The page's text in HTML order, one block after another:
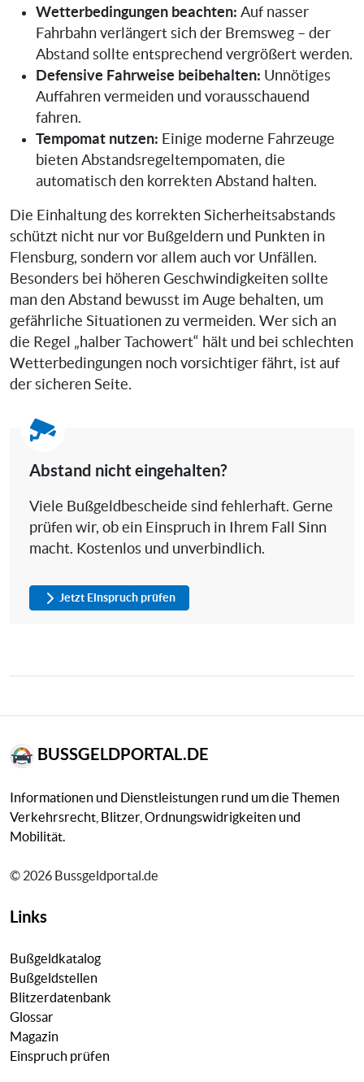
Wetterbedingungen beachten: Auf nasser
Fahrbahn verlängert sich der Bremsweg – der
Abstand sollte entsprechend vergrößert werden.
Defensive Fahrweise beibehalten: Unnötiges
Auffahren vermeiden und vorausschauend
fahren.
Tempomat nutzen: Einige moderne Fahrzeuge
bieten Abstandsregeltempomaten, die
automatisch den korrekten Abstand halten.
Die Einhaltung des korrekten Sicherheitsabstands
schützt nicht nur vor Bußgeldern und Punkten in
Flensburg, sondern vor allem auch vor Unfällen.
Besonders bei höheren Geschwindigkeiten sollte
man den Abstand bewusst im Auge behalten, um
gefährliche Situationen zu vermeiden. Wer sich an
die Regel „halber Tachowert“ hält und bei schlechten
Wetterbedingungen noch vorsichtiger fährt, ist auf
der sicheren Seite.
Abstand nicht eingehalten?
Viele Bußgeldbescheide sind fehlerhaft. Gerne
prüfen wir, ob ein Einspruch in Ihrem Fall Sinn
macht. Kostenlos und unverbindlich.
Jetzt Einspruch prüfen
BUSSGELDPORTAL.DE
Informationen und Dienstleistungen rund um die Themen
Verkehrsrecht, Blitzer, Ordnungswidrigkeiten und
Mobilität.
© 2026 Bussgeldportal.de
Links
Bußgeldkatalog
Bußgeldstellen
Blitzerdatenbank
Glossar
Magazin
Einspruch prüfen